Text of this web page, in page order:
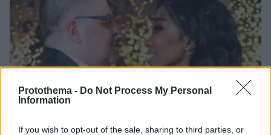
Protothema - Do Not Process My Personal
Information
If you wish to opt-out of the sale, sharing to third parties, or